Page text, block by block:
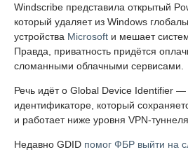
Windscribe представила открытый
который удаляет из Windows
устройства Microsoft и мешает
Правда, приватность придётся
сломанными облачными сервисами.
Речь идёт о Global Device Identifier —
идентификаторе, который
и работает ниже уровня VPN-туннеля.
Недавно GDID помог ФБР выйти на